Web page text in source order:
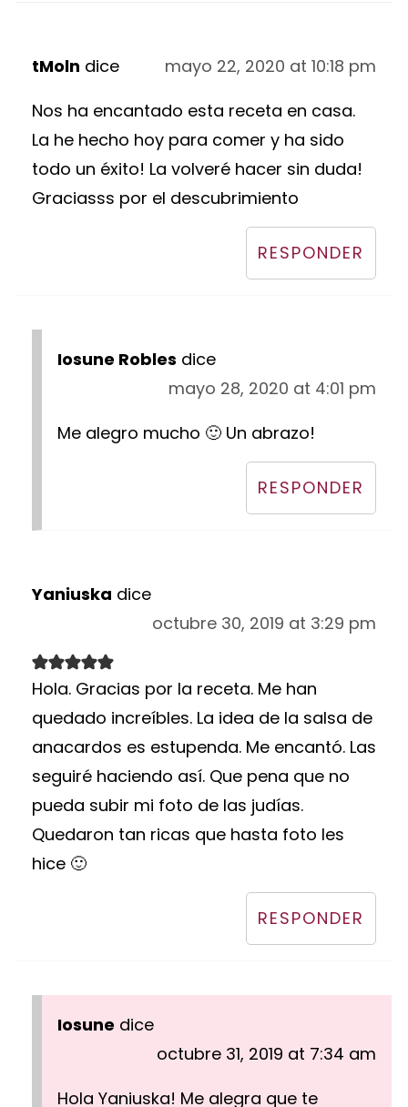
tMoln dice
mayo 22, 2020 at 10:18 pm
Nos ha encantado esta receta en casa.
La he hecho hoy para comer y ha sido
todo un éxito! La volveré hacer sin duda!
Graciasss por el descubrimiento
RESPONDER
Iosune Robles dice
mayo 28, 2020 at 4:01 pm
Me alegro mucho 🙂 Un abrazo!
RESPONDER
Yaniuska dice
octubre 30, 2019 at 3:29 pm
Hola. Gracias por la receta. Me han
quedado increíbles. La idea de la salsa de
anacardos es estupenda. Me encantó. Las
seguiré haciendo así. Que pena que no
pueda subir mi foto de las judías.
Quedaron tan ricas que hasta foto les
hice 🙂
RESPONDER
Iosune dice
octubre 31, 2019 at 7:34 am
Hola Yaniuska! Me alegra que te